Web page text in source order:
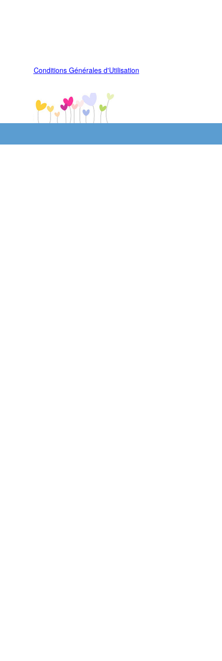
Conditions Générales d'Utilisation